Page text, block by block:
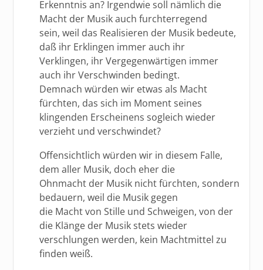
Erkenntnis an? Irgendwie soll nämlich die
Macht der Musik auch furchterregend
sein, weil das Realisieren der Musik bedeute,
daß ihr Erklingen immer auch ihr
Verklingen, ihr Vergegenwärtigen immer
auch ihr Verschwinden bedingt.
Demnach würden wir etwas als Macht
fürchten, das sich im Moment seines
klingenden Erscheinens sogleich wieder
verzieht und verschwindet?
Offensichtlich würden wir in diesem Falle,
dem aller Musik, doch eher die
Ohnmacht der Musik nicht fürchten, sondern
bedauern, weil die Musik gegen
die Macht von Stille und Schweigen, von der
die Klänge der Musik stets wieder
verschlungen werden, kein Machtmittel zu
finden weiß.